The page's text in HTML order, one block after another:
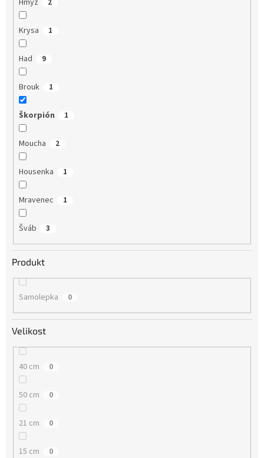
Hmyz 2
Krysa 1
Had 9
Brouk 1
Škorpión 1
Moucha 2
Housenka 1
Mravenec 1
Šváb 3
Produkt
Samolepka 0
Velikost
40 cm 0
50 cm 0
21 cm 0
15 cm 0